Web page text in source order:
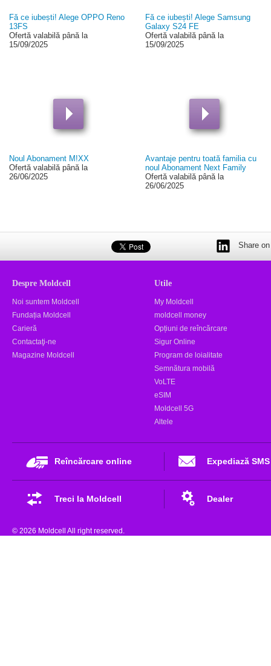
Fă ce iubești! Alege OPPO Reno
13FS
Ofertă valabilă până la
15/09/2025
Fă ce iubești! Alege Samsung
Galaxy S24 FE
Ofertă valabilă până la
15/09/2025
Noul Abonament M!XX
Ofertă valabilă până la
26/06/2025
Avantaje pentru toată familia cu
noul Abonament Next Family
Ofertă valabilă până la
26/06/2025
Share
Despre Moldcell
Noi suntem Moldcell
Fundația Moldcell
Carieră
Contactaţi-ne
Magazine Moldcell
Utile
My Moldcell
moldcell money
Opțiuni de reîncărcare
Sigur Online
Program de loialitate
Semnătura mobilă
VoLTE
eSIM
Moldcell 5G
Altele
Reîncărcare online Expediază SMS
Treci la Moldcell Dealer
© 2026 Moldcell All right reserved.